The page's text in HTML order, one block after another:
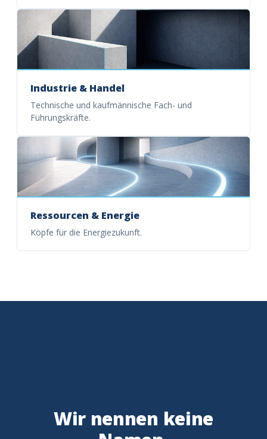
Industrie & Handel
Technische und kaufmännische Fach- und
Führungskräfte.
Ressourcen & Energie
Köpfe für die Energiezukunft.
Wir nennen keine